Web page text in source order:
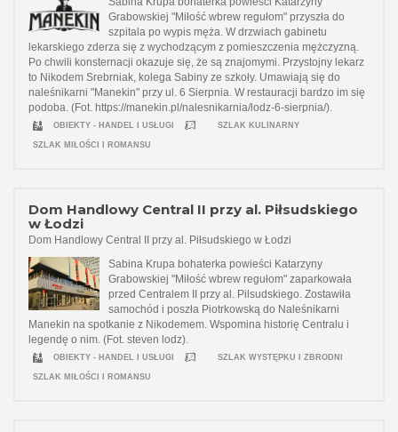
Grabowskiej "Miłość wbrew regułom" przyszła do
szpitala po wypis męża. W drzwiach gabinetu
lekarskiego zderza się z wychodzącym z pomieszczenia mężczyzną.
Po chwili konsternacji okazuje się, że są znajomymi. Przystojny lekarz
to Nikodem Srebrniak, kolega Sabiny ze szkoły. Umawiają się do
naleśnikarni "Manekin" przy ul. 6 Sierpnia. W restauracji bardzo im się
podoba. (Fot. https://manekin.pl/nalesnikarnia/lodz-6-sierpnia/).
OBIEKTY - HANDEL I USŁUGI SZLAK KULINARNY
SZLAK MIŁOŚCI I ROMANSU
Dom Handlowy Central II przy al. Piłsudskiego
w Łodzi
Dom Handlowy Central II przy al. Piłsudskiego w Łodzi
Sabina Krupa bohaterka powieści Katarzyny
Grabowskiej "Miłość wbrew regułom" zaparkowała
przed Centralem II przy al. Pilsudskiego. Zostawiła
samochód i poszła Piotrkowską do Naleśnikarni
Manekin na spotkanie z Nikodemem. Wspomina historię Centralu i
legendę o nim. (Fot. steven lodz).
OBIEKTY - HANDEL I USŁUGI SZLAK WYSTĘPKU I ZBRODNI
SZLAK MIŁOŚCI I ROMANSU